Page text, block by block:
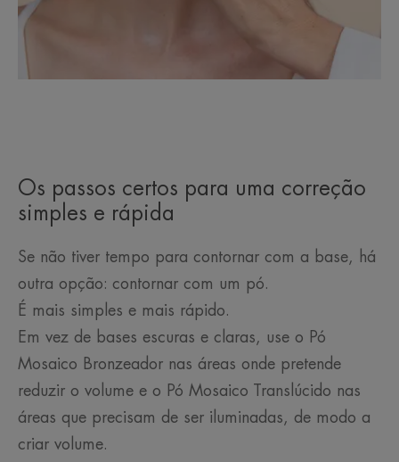
Os passos certos para uma correção
simples e rápida
Se não tiver tempo para contornar com a base, há
outra opção: contornar com um pó.
É mais simples e mais rápido.
Em vez de bases escuras e claras, use o Pó
Mosaico Bronzeador nas áreas onde pretende
reduzir o volume e o Pó Mosaico Translúcido nas
áreas que precisam de ser iluminadas, de modo a
criar volume.